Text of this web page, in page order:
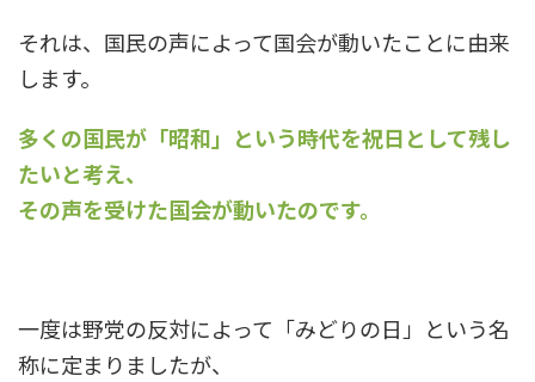
それは、国民の声によって国会が動いたことに由来
します。
多くの国民が「昭和」という時代を祝日として残し
たいと考え、
その声を受けた国会が動いたのです。
一度は野党の反対によって「みどりの日」という名
称に定まりましたが、